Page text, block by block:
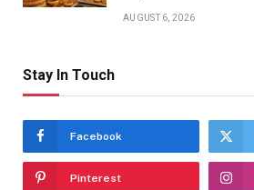
AUGUST 6, 2026
Stay In Touch
Facebook
Pinterest